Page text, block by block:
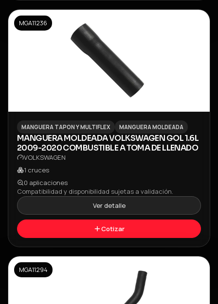
MGA11236
MANGUERA TAPON Y MULTIFLEX MANGUERA MOLDEADA
MANGUERA MOLDEADA VOLKSWAGEN GOL 1.6L
2009-2020 COMBUSTIBLE A TOMA DE LLENADO
VOLKSWAGEN
1 cruces
0 aplicaciones
Compatibilidad y disponibilidad sujetas a validación.
Ver detalle
Cotizar
MGA11294